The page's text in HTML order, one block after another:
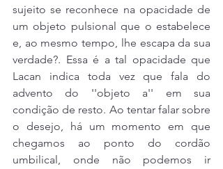
sujeito se reconhece na opacidade de
um objeto pulsional que o estabelece
e, ao mesmo tempo, lhe escapa da sua
verdade?. Essa é a tal opacidade que
Lacan indica toda vez que fala do
advento do ''objeto a'' em sua
condição de resto. Ao tentar falar sobre
o desejo, há um momento em que
chegamos ao ponto do cordão
umbilical, onde não podemos ir